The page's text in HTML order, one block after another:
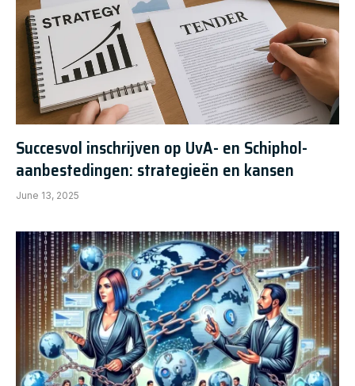
Succesvol inschrijven op UvA- en Schiphol-
aanbestedingen: strategieën en kansen
June 13, 2025